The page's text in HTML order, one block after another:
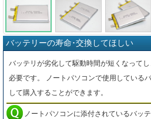
バッテリーの寿命･交換してほしい
バッテリが劣化して駆動時間が短くなって
必要です。 ノートパソコンで使用している
して購入することができます。
ノートパソコンに添付されているバッ